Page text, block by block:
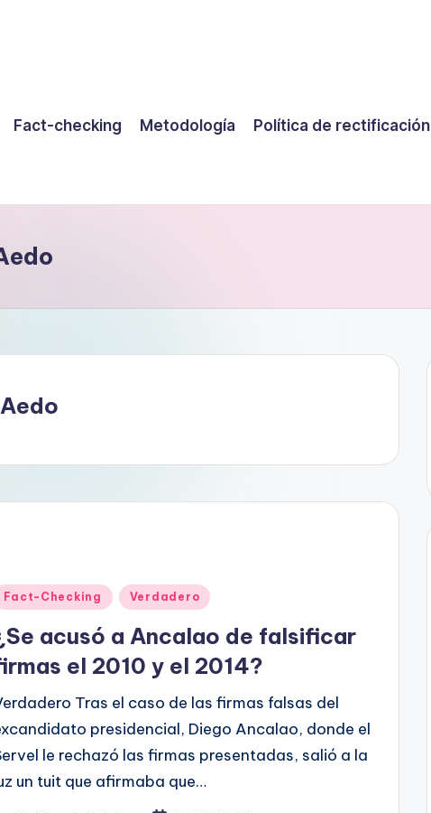
Fact-checking Metodología Política de rectificación
Fact-Checking Verdadero
acusó a Ancalao de falsificar
el 2010 y el 2014?
Tras el caso de las firmas falsas del
presidencial, Diego Ancalao, donde el
le rechazó las firmas presentadas, salió a la
un tuit que afirmaba que…